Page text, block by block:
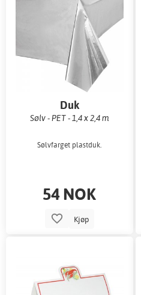
Duk
Sølv - PET - 1,4 x 2,4 m
Sølvfarget plastduk.
54 NOK
Kjøp